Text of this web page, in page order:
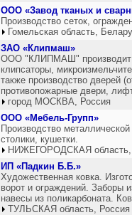
ООО «Завод тканых и
Производство сеток,
Гомельская область,
ЗАО «Клипмаш»
ООО "КЛИПМАШ" производит
клипсаторы,
также производство дверей
противопожарные двери,
город МОСКВА, Россия
ООО «Мебель-Групп»
Производство
столики, кушетки.
НИЖЕГОРОДСКАЯ область,
ИП «Падкин Б.Б.»
Художественная ковка.
ворот и ограждений. Заборы
навесы из поликарбоната.
ТУЛЬСКАЯ область, Россия